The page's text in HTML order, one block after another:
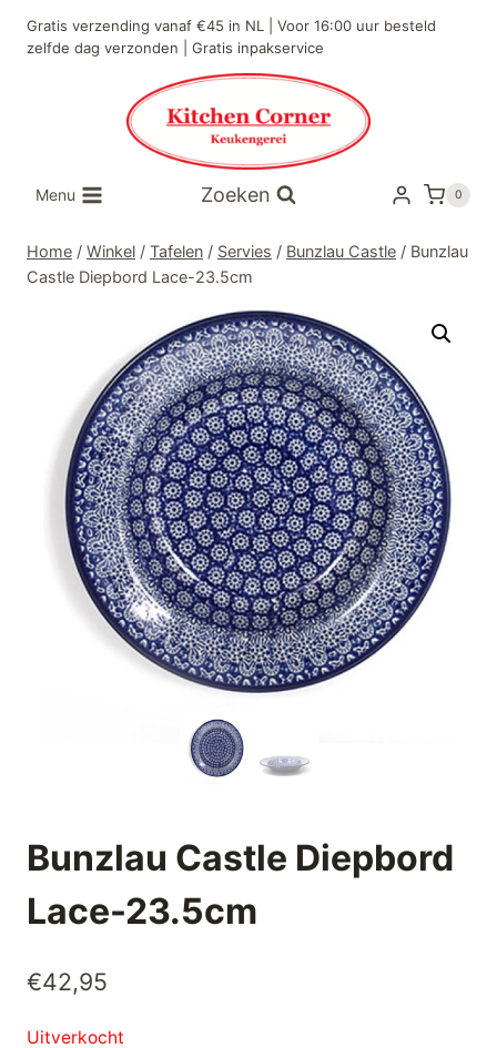
naar
Gratis verzending vanaf €45 in NL | Voor 16:00 uur besteld
zelfde dag verzonden | Gratis inpakservice
Menu Zoeken 0
Home / Winkel / Tafelen / Servies / Bunzlau Castle / Bunzlau
Castle Diepbord Lace-23.5cm
Bunzlau Castle Diepbord
Lace-23.5cm
€42,95
Uitverkocht